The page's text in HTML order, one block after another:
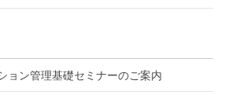
ン管理基礎セミナーのご案内